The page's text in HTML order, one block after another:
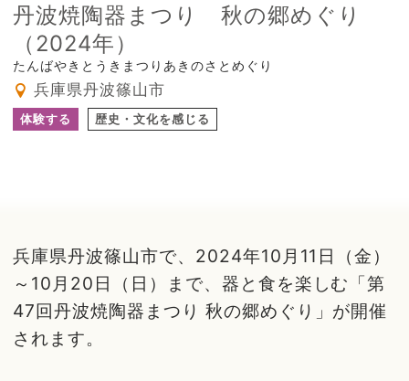
丹波焼陶器まつり 秋の郷めぐり
（2024年）
たんばやきとうきまつりあきのさとめぐり
兵庫県丹波篠山市
体験する 歴史・文化を感じる
兵庫県丹波篠山市で、2024年10月11日（金）
～10月20日（日）まで、器と食を楽しむ「第
47回丹波焼陶器まつり 秋の郷めぐり」が開催
されます。